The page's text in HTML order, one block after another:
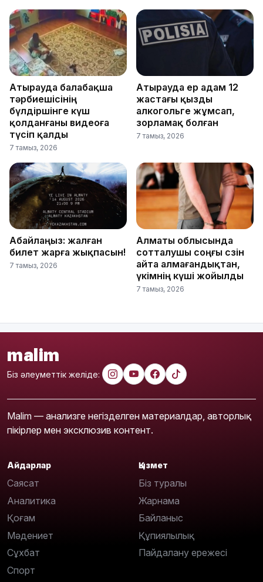
Атырауда балабақша
тәрбиешісінің
бүлдіршінге күш
қолданғаны видеоға
түсіп қалды
7 тамыз, 2026
Атырауда ер адам 12
жастағы қызды
алкогольге жұмсап,
зорламақ болған
7 тамыз, 2026
Абайлаңыз: жалған
билет жарға жықпасын!
7 тамыз, 2026
Алматы облысында
сотталушы соңғы сөзін
айта алмағандықтан,
үкімнің күші жойылды
7 тамыз, 2026
malim
Біз әлеуметтік желіде:
Malim — анализге негізделген материалдар, авторлық
пікірлер мен эксклюзив контент.
Айдарлар
Саясат
Аналитика
Қоғам
Мәдениет
Сұхбат
Спорт
Қызмет
Біз туралы
Жарнама
Байланыс
Құпиялылық
Пайдалану ережесі